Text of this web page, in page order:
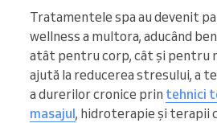
Tratamentele spa au devenit
wellness a multora, aducând
atât pentru corp, cât și pentru
ajută la reducerea stresului, a
a durerilor cronice prin tehnici
masajul, hidroterapie și terapii